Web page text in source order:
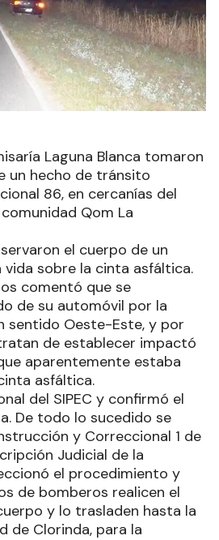
Laguna Blanca tomaron
un hecho de tránsito
86, en cercanías del
Qom La
el cuerpo de un
sobre la cinta asfáltica.
comentó que se
de su automóvil por la
sentido Oeste-Este, y por
de establecer impactó
aparentemente estaba
asfáltica.
del SIPEC y confirmó el
De todo lo sucedido se
y Correccional 1 de
Judicial de la
el procedimiento y
de bomberos realicen el
y lo trasladen hasta la
de Clorinda, para la